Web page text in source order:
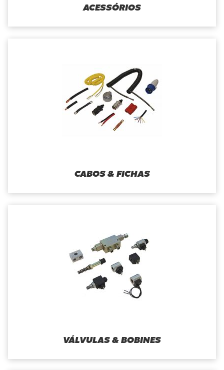
ACESSÓRIOS
CABOS & FICHAS
VÁLVULAS & BOBINES